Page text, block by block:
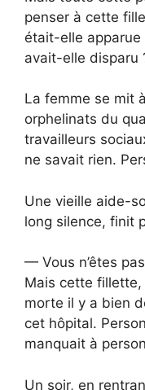
penser à cette
était-elle apparue
avait-elle disparu
La femme se mit
orphelinats du
travailleurs
ne savait rien.
Une vieille aide-
long silence, finit
— Vous n’êtes
Mais cette
morte il y a bien
cet hôpital.
manquait à
Un soir, en